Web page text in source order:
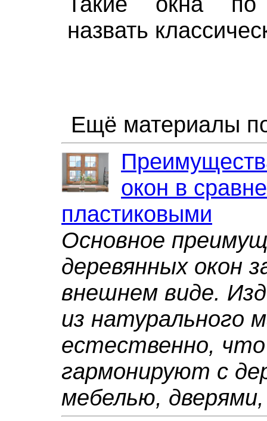
назвать
Ещё материалы
окон в
пластиковыми
Основное
деревянных окон
внешнем виде.
из натурального
естественно,
гармонируют с
мебелью,